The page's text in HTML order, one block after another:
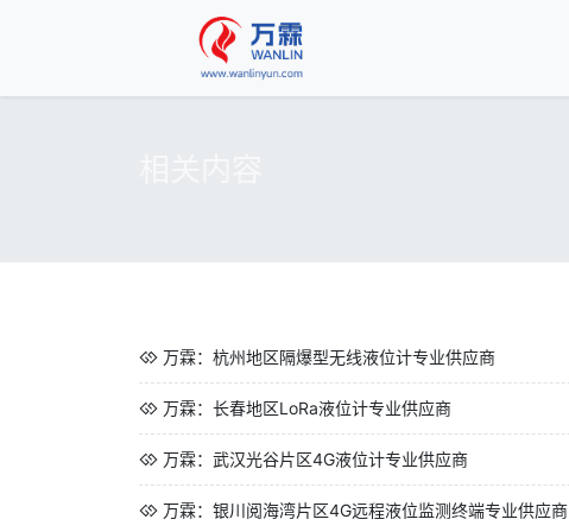
万霖：杭州地区隔爆型无线液位计专业供应商
万霖：长春地区LoRa液位计专业供应商
万霖：武汉光谷片区4G液位计专业供应商
万霖：银川阅海湾片区4G远程液位监测终端专业供应商